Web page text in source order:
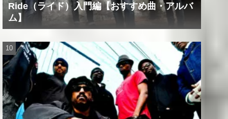
Ride（ライド）入門編【おすすめ曲・アルバ
ム】